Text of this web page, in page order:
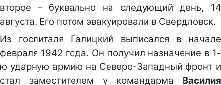
второе – буквально на следующий день, 14
августа. Его потом эвакуировали в Свердловск.
Из госпиталя Галицкий выписался в начале
февраля 1942 года. Он получил назначение в 1-
ю ударную армию на Северо-Западный фронт и
стал заместителем у командарма Василия